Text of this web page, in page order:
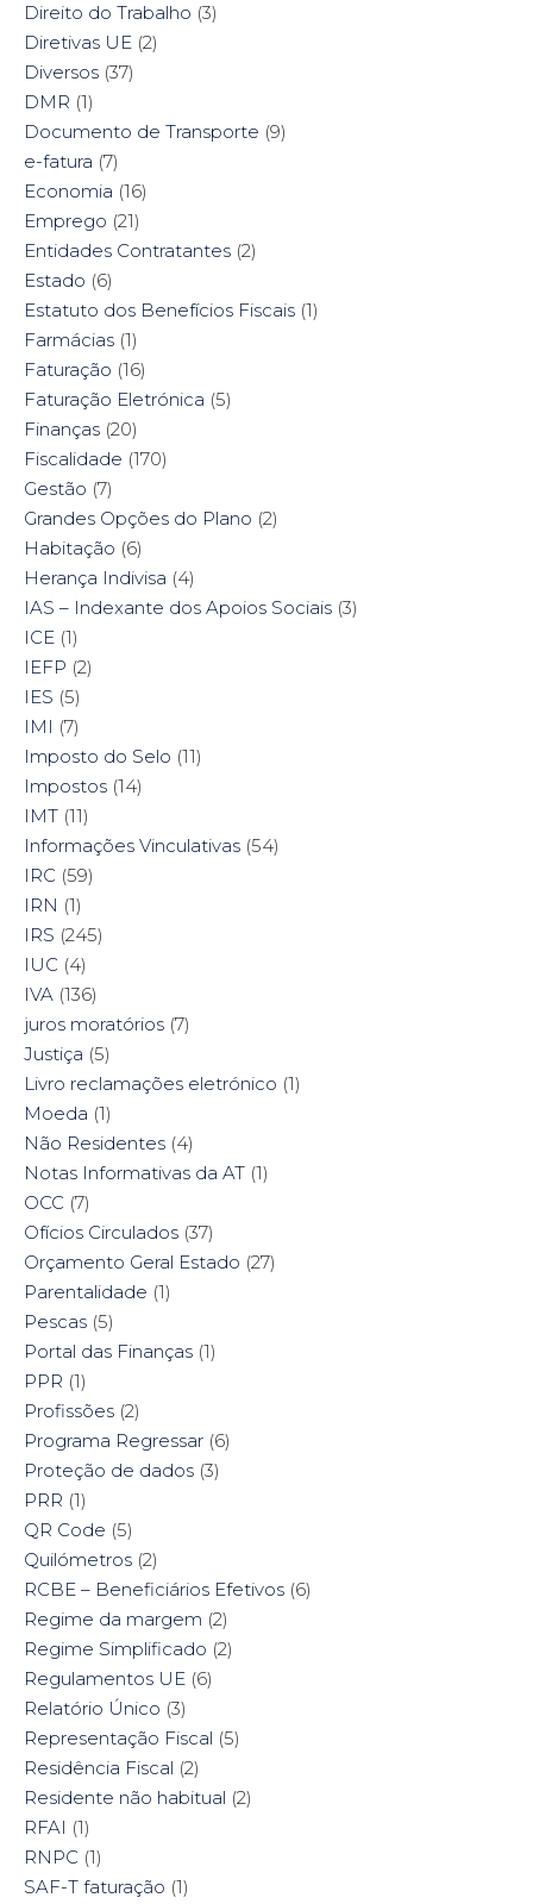
Direito do Trabalho (3)
Diretivas UE (2)
Diversos (37)
DMR (1)
Documento de Transporte (9)
e-fatura (7)
Economia (16)
Emprego (21)
Entidades Contratantes (2)
Estado (6)
Estatuto dos Benefícios Fiscais (1)
Farmácias (1)
Faturação (16)
Faturação Eletrónica (5)
Finanças (20)
Fiscalidade (170)
Gestão (7)
Grandes Opções do Plano (2)
Habitação (6)
Herança Indivisa (4)
IAS – Indexante dos Apoios Sociais (3)
ICE (1)
IEFP (2)
IES (5)
IMI (7)
Imposto do Selo (11)
Impostos (14)
IMT (11)
Informações Vinculativas (54)
IRC (59)
IRN (1)
IRS (245)
IUC (4)
IVA (136)
juros moratórios (7)
Justiça (5)
Livro reclamações eletrónico (1)
Moeda (1)
Não Residentes (4)
Notas Informativas da AT (1)
OCC (7)
Ofícios Circulados (37)
Orçamento Geral Estado (27)
Parentalidade (1)
Pescas (5)
Portal das Finanças (1)
PPR (1)
Profissões (2)
Programa Regressar (6)
Proteção de dados (3)
PRR (1)
QR Code (5)
Quilómetros (2)
RCBE – Beneficiários Efetivos (6)
Regime da margem (2)
Regime Simplificado (2)
Regulamentos UE (6)
Relatório Único (3)
Representação Fiscal (5)
Residência Fiscal (2)
Residente não habitual (2)
RFAI (1)
RNPC (1)
SAF-T faturação (1)